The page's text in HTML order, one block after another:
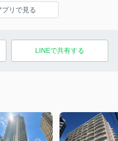
プリで見る
LINEで共有する